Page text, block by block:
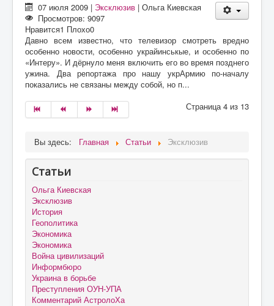
07 июля 2009 | Эксклюзив |Ольга Киевская
Просмотров: 9097
Нравится1 Плохо0
Давно всем известно, что телевизор смотреть вредно
особенно новости, особенно украйинськые, и особенно по
«Интеру». И дёрнуло меня включить его во время позднего
ужина. Два репортажа про нашу укрАрмию по-началу
показались не связаны между собой, но п...
Страница 4 из 13
Вы здесь: Главная Статьи Эксклюзив
Статьи
Ольга Киевская
Эксклюзив
История
Геополитика
Экономика
Экономика
Война цивилизаций
Информбюро
Украина в борьбе
Преступления ОУН-УПА
Комментарий АстролоХа